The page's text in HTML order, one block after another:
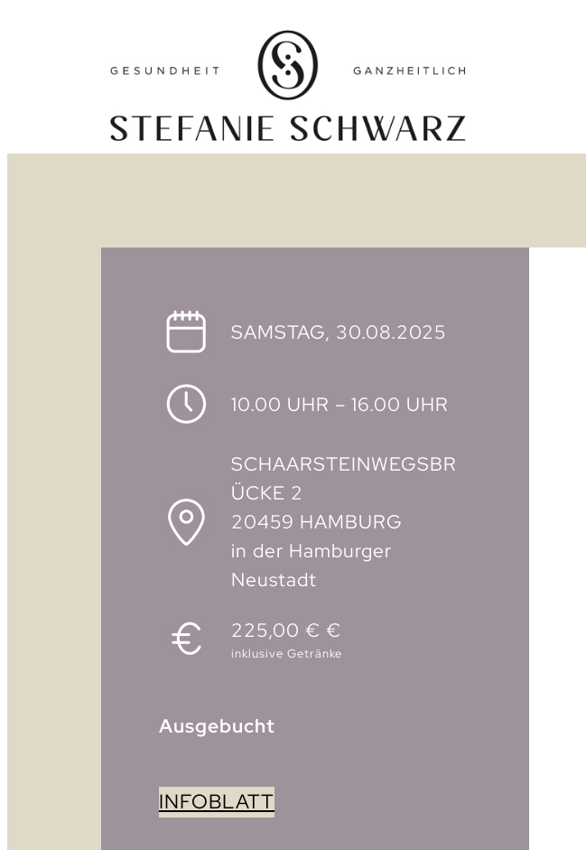
SAMSTAG, 30.08.2025
10.00 UHR – 16.00 UHR
SCHAARSTEINWEGSBR
ÜCKE 2
20459 HAMBURG
in der Hamburger
Neustadt
225,00 € €
inklusive Getränke
Ausgebucht
INFOBLATT